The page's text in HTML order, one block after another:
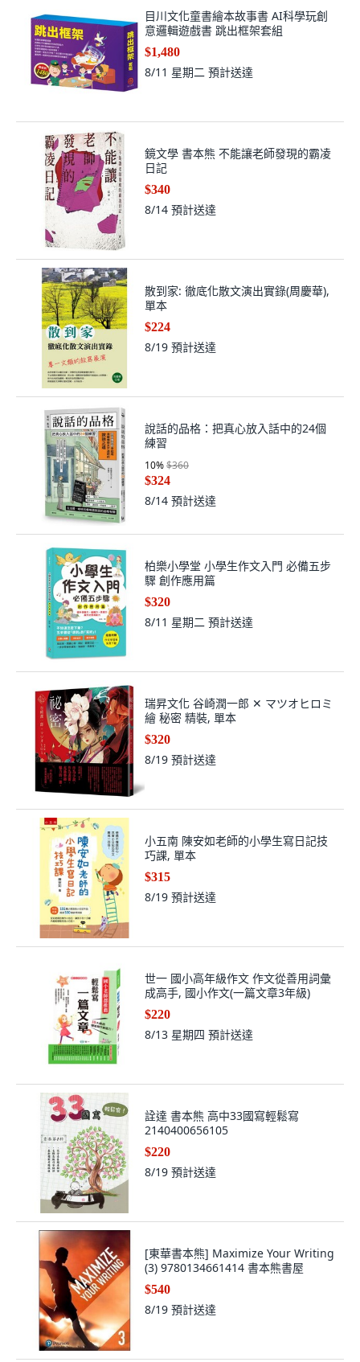
目川文化童書繪本故事書 AI科學玩創
意邏輯遊戲書 跳出框架套組
$1,480
8/11 星期二 預計送達
鏡文學 書本熊 不能讓老師發現的霸凌
日記
$340
8/14 預計送達
散到家: 徹底化散文演出實錄(周慶華),
單本
$224
8/19 預計送達
說話的品格：把真心放入話中的24個
練習
10%$360
$324
8/14 預計送達
柏樂小學堂 小學生作文入門 必備五步
驟 創作應用篇
$320
8/11 星期二 預計送達
瑞昇文化 谷崎潤一郎 ✕ マツオヒロミ
繪 秘密 精裝, 單本
$320
8/19 預計送達
小五南 陳安如老師的小學生寫日記技
巧課, 單本
$315
8/19 預計送達
世一 國小高年級作文 作文從善用詞彙
成高手, 國小作文(一篇文章3年級)
$220
8/13 星期四 預計送達
詮達 書本熊 高中33國寫輕鬆寫
2140400656105
$220
8/19 預計送達
[東華書本熊] Maximize Your Writing
(3) 9780134661414 書本熊書屋
$540
8/19 預計送達